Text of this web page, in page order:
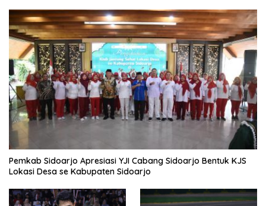
Pemkab Sidoarjo Apresiasi YJI Cabang Sidoarjo Bentuk KJS
Lokasi Desa se Kabupaten Sidoarjo